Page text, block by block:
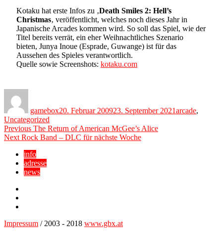
Kotaku hat erste Infos zu ‚Death Smiles 2: Hell’s
Christmas‚ veröffentlicht, welches noch dieses Jahr in
Japanische Arcades kommen wird. So soll das Spiel, wie der
Titel bereits verrät, ein eher Weihnachtliches Szenario
bieten, Junya Inoue (Esprade, Guwange) ist für das
Aussehen des Spieles verantwortlich.
Quelle sowie Screenshots: kotaku.com
gamebox20. Februar 200923. September 2021arcade,
Uncategorized
Beitragsnavigation
Previous Previous
post:
The Return of American McGee’s Alice
Next Next
Rock Band – DLC für nächste Woche
info
adresse
news
Impressum / 2003 - 2018 www.gbx.at